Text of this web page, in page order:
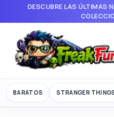
DESCUBRE LAS ÚLTIMAS
BARATOS STRANGER